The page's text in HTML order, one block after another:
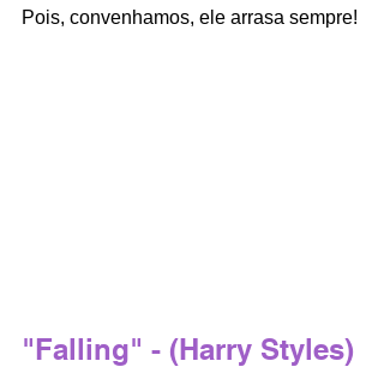
Pois, convenhamos, ele arrasa sempre!
"Falling" - (Harry Styles)